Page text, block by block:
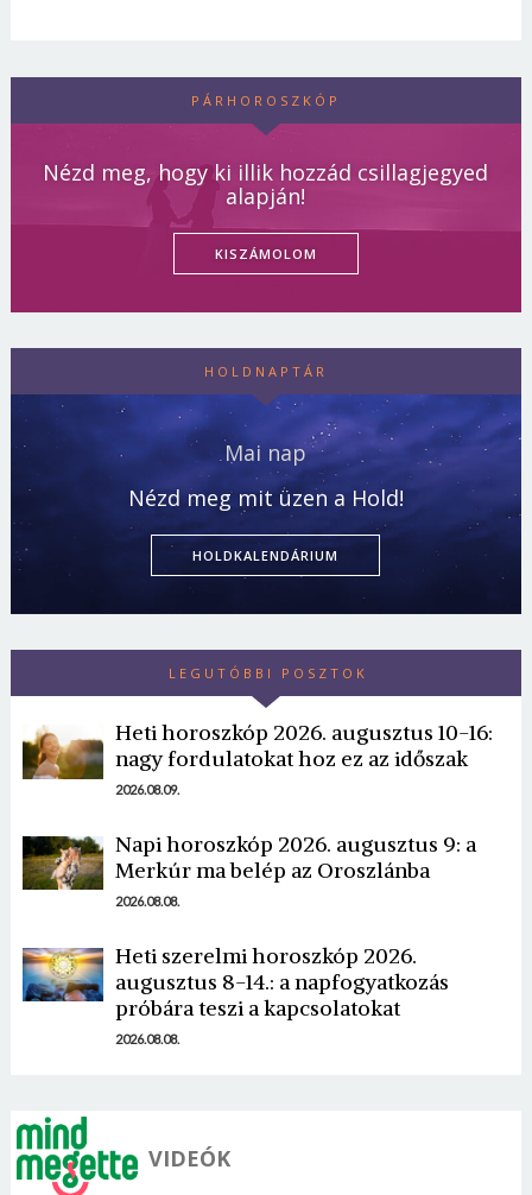
PÁRHOROSZKÓP
Nézd meg, hogy ki illik hozzád csillagjegyed
alapján!
KISZÁMOLOM
HOLDNAPTÁR
Mai nap
Nézd meg mit üzen a Hold!
HOLDKALENDÁRIUM
LEGUTÓBBI POSZTOK
Heti horoszkóp 2026. augusztus 10-16:
nagy fordulatokat hoz ez az időszak
2026.08.09.
Napi horoszkóp 2026. augusztus 9: a
Merkúr ma belép az Oroszlánba
2026.08.08.
Heti szerelmi horoszkóp 2026.
augusztus 8-14.: a napfogyatkozás
próbára teszi a kapcsolatokat
2026.08.08.
VIDEÓK
Borsonline bejelentkezés